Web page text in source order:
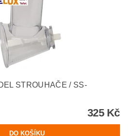
STROUHAČE / SS-
325 Kč